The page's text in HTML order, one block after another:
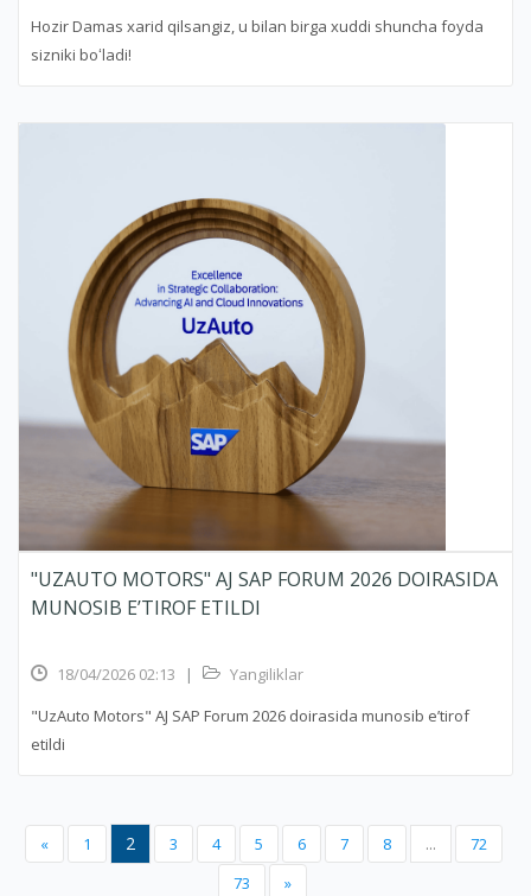
Hozir Damas xarid qilsangiz, u bilan birga xuddi shuncha foyda
sizniki boʻladi!
"UZAUTO MOTORS" AJ SAP FORUM 2026 DOIRASIDA
MUNOSIB E’TIROF ETILDI
18/04/2026 02:13 |
Yangiliklar
"UzAuto Motors" AJ SAP Forum 2026 doirasida munosib e’tirof
etildi
« 1 2 3 4 5 6 7 8 ...
72
73
»